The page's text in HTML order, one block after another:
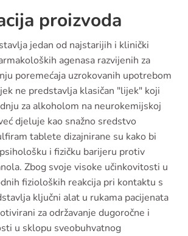
proizvoda
jedan od najstarijih i klinički
agenasa razvijenih za
poremećaja uzrokovanih upotrebom
ne predstavlja klasičan "lijek" koji
za alkoholom na neurokemijskoj
djeluje kao snažno sredstvo
tablete dizajnirane su kako bi
i fizičku barijeru protiv
Zbog svoje visoke učinkovitosti u
fizioloških reakcija pri kontaktu s
ključni alat u rukama pacijenata
za održavanje dugoročne i
u sklopu sveobuhvatnog